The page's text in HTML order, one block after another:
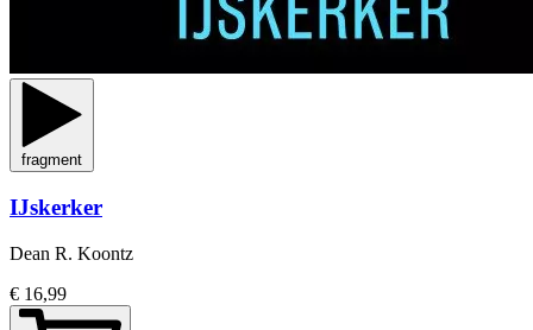
fragment
IJskerker
Dean R. Koontz
€ 16,99